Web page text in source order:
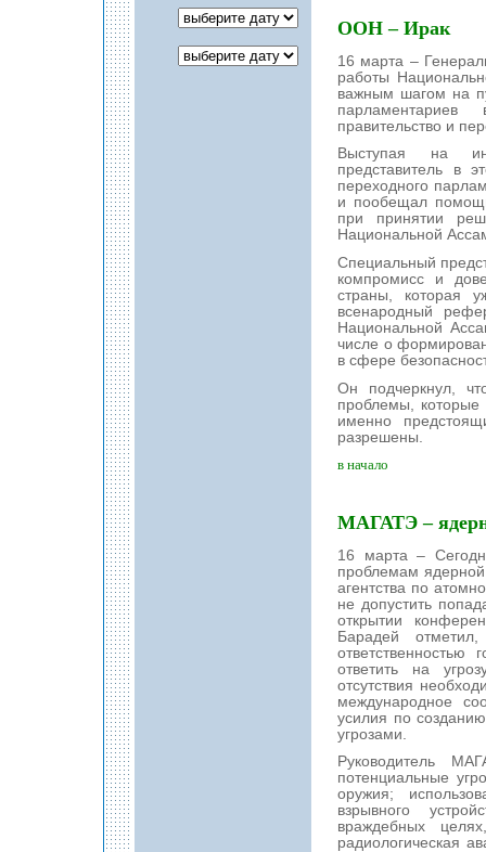
ООН – Ирак
16 марта –
работы
важным шагом на
правительство и
Выступая на
представитель в
переходного
и пообещал
при принятии
Национальной
Специальный
компромисс и
страны, которая
всенародный
Национальной
числе о
в сфере
Он подчеркнул,
проблемы, которые
именно
разрешены.
в начало
МАГАТЭ –
16 марта –
проблемам
агентства по
не допустить
открытии
Барадей
ответственностью
ответить на
отсутствия
международное
усилия по
угрозами.
Руководитель
потенциальные
оружия;
взрывного
враждебных
радиологическая